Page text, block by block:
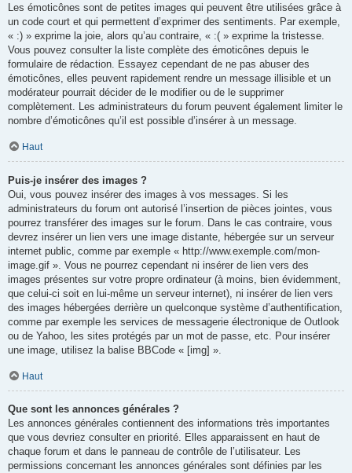
Les émoticônes sont de petites images qui peuvent être utilisées grâce à
un code court et qui permettent d’exprimer des sentiments. Par exemple,
« :) » exprime la joie, alors qu’au contraire, « :( » exprime la tristesse.
Vous pouvez consulter la liste complète des émoticônes depuis le
formulaire de rédaction. Essayez cependant de ne pas abuser des
émoticônes, elles peuvent rapidement rendre un message illisible et un
modérateur pourrait décider de le modifier ou de le supprimer
complètement. Les administrateurs du forum peuvent également limiter le
nombre d’émoticônes qu’il est possible d’insérer à un message.
Haut
Puis-je insérer des images ?
Oui, vous pouvez insérer des images à vos messages. Si les
administrateurs du forum ont autorisé l’insertion de pièces jointes, vous
pourrez transférer des images sur le forum. Dans le cas contraire, vous
devrez insérer un lien vers une image distante, hébergée sur un serveur
internet public, comme par exemple « http://www.exemple.com/mon-
image.gif ». Vous ne pourrez cependant ni insérer de lien vers des
images présentes sur votre propre ordinateur (à moins, bien évidemment,
que celui-ci soit en lui-même un serveur internet), ni insérer de lien vers
des images hébergées derrière un quelconque système d’authentification,
comme par exemple les services de messagerie électronique de Outlook
ou de Yahoo, les sites protégés par un mot de passe, etc. Pour insérer
une image, utilisez la balise BBCode « [img] ».
Haut
Que sont les annonces générales ?
Les annonces générales contiennent des informations très importantes
que vous devriez consulter en priorité. Elles apparaissent en haut de
chaque forum et dans le panneau de contrôle de l’utilisateur. Les
permissions concernant les annonces générales sont définies par les